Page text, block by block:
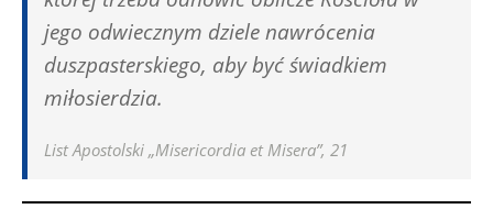
jego odwiecznym dziele nawrócenia
duszpasterskiego, aby być świadkiem
miłosierdzia.
List Apostolski „Misericordia et Misera”, 21